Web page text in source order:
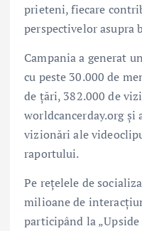
prieteni, fiecare
perspectivelor asupra
Campania a generat
cu peste 30.000 de
de țări, 382.000 de
worldcancerday.org
vizionări ale
raportului.
Pe rețelele de
milioane de
participând la